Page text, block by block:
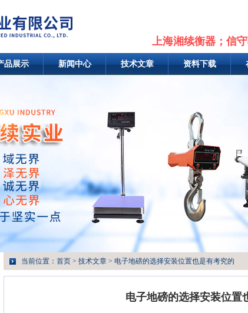
上海湘续衡器；信
品展示 新闻中心 技术文章 资料下载
当前位置： 首页 > 技术文章 > 电子地磅的选择安装位置也是有考究的
电子地磅的选择安装位置